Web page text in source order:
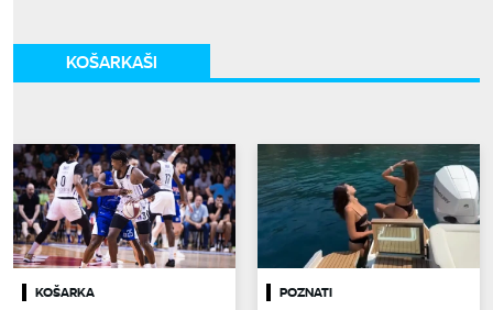
KOŠARKAŠI
KOŠARKA POZNATI